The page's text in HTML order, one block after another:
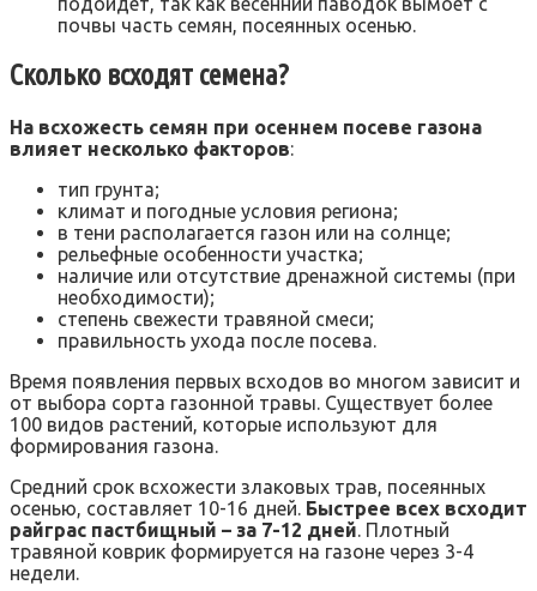
почвы часть семян, посеянных осенью.
Сколько всходят семена?
На всхожесть семян при осеннем посеве газона
влияет несколько факторов:
тип грунта;
климат и погодные условия региона;
в тени располагается газон или на солнце;
рельефные особенности участка;
наличие или отсутствие дренажной системы (при
необходимости);
степень свежести травяной смеси;
правильность ухода после посева.
Время появления первых всходов во многом зависит и
от выбора сорта газонной травы. Существует более
100 видов растений, которые используют для
формирования газона.
Средний срок всхожести злаковых трав, посеянных
осенью, составляет 10-16 дней. Быстрее всех всходит
райграс пастбищный – за 7-12 дней. Плотный
травяной коврик формируется на газоне через 3-4
недели.